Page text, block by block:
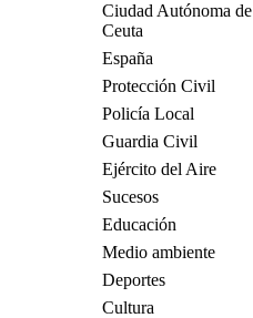
Ciudad Autónoma de
Ceuta
España
Protección Civil
Policía Local
Guardia Civil
Ejército del Aire
Sucesos
Educación
Medio ambiente
Deportes
Cultura